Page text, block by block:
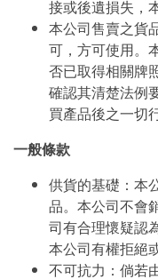
接或後遺損失，
本公司售賣之貨
可，方可使用。
否已取得相關牌
確認其清楚法例
買產品後之一切
一般條款
供貨的基礎：本
品。本公司不會
司有合理懷疑認
本公司有權拒絕
不可抗力：倘若